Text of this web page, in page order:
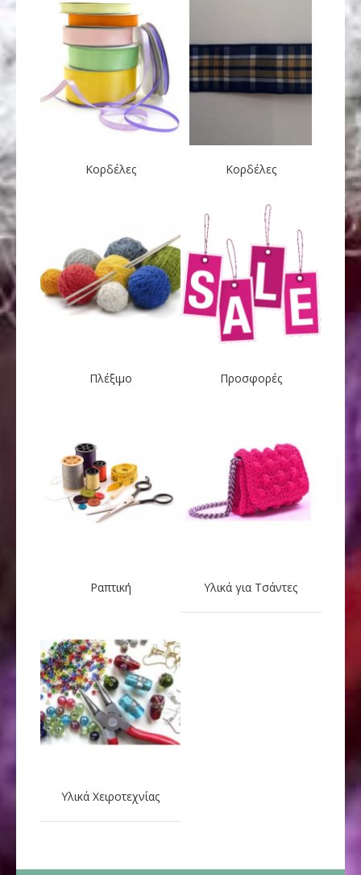
Κορδέλες Κορδέλες
Πλέξιμο Προσφορές
Ραπτική Υλικά για Τσάντες
Υλικά Χειροτεχνίας